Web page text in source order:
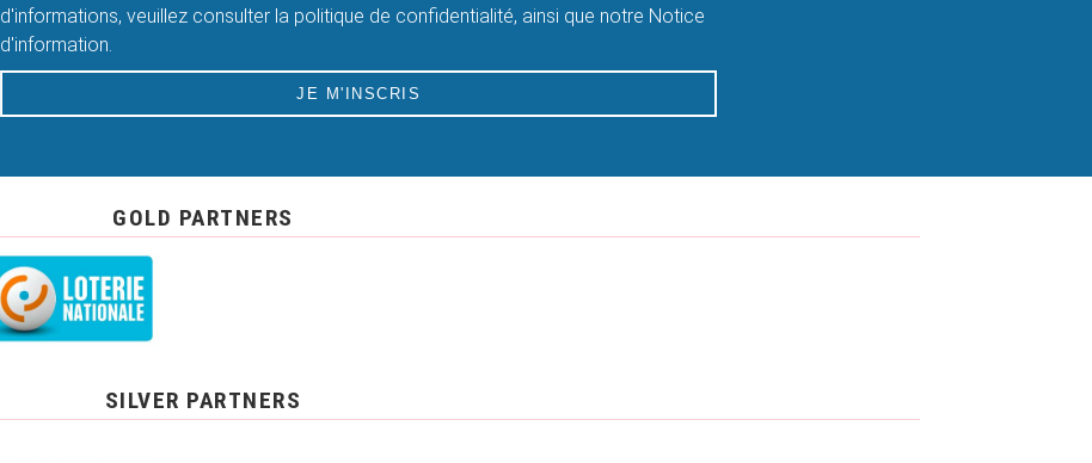
d'informations, veuillez consulter la politique de confidentialité, ainsi que notre Notice
d'information.
JE M'INSCRIS
GOLD PARTNERS
SILVER PARTNERS